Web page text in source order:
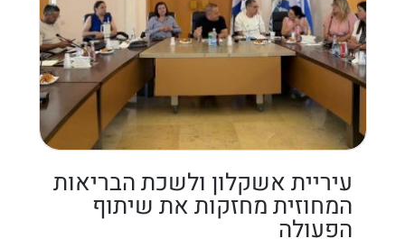
עיריית אשקלון ולשכת הבריאות
המחוזית מחזקות את שיתוף
הפעולה